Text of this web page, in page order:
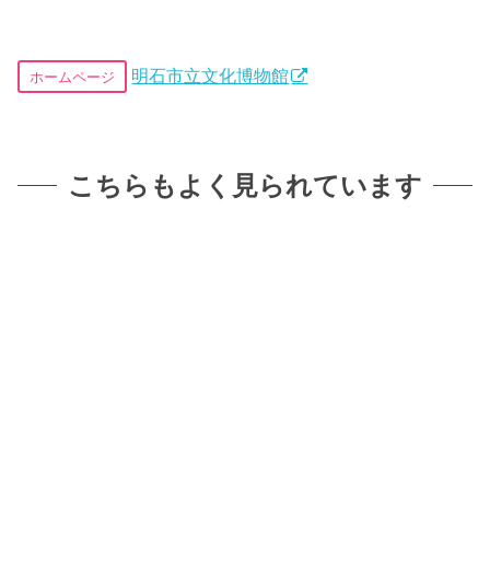
ホームページ 明石市立文化博物館
こちらもよく見られています